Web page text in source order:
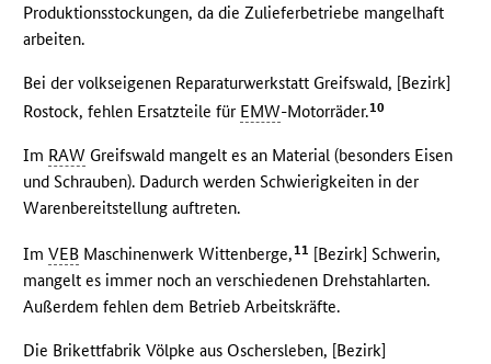
Produktionsstockungen, da die Zulieferbetriebe mangelhaft
arbeiten.
Bei der volkseigenen Reparaturwerkstatt Greifswald, [Bezirk]
Rostock, fehlen Ersatzteile für EMW-Motorräder.10
Im RAW Greifswald mangelt es an Material (besonders Eisen
und Schrauben). Dadurch werden Schwierigkeiten in der
Warenbereitstellung auftreten.
ImVEB Maschinenwerk Wittenberge,11 [Bezirk] Schwerin,
mangelt es immer noch an verschiedenen Drehstahlarten.
Außerdem fehlen dem Betrieb Arbeitskräfte.
Die Brikettfabrik Völpke aus Oschersleben, [Bezirk]